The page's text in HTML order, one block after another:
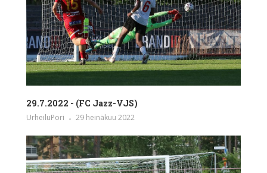
29.7.2022 - (FC Jazz-VJS)
UrheiluPori 29 heinäkuu 2022